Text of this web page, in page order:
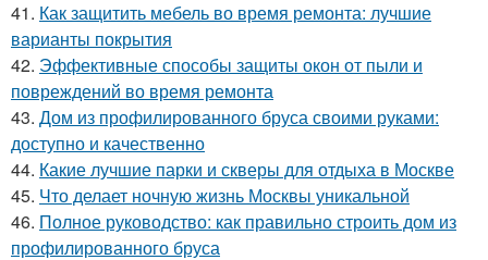
41. Как защитить мебель во время ремонта: лучшие
варианты покрытия
42. Эффективные способы защиты окон от пыли и
повреждений во время ремонта
43. Дом из профилированного бруса своими руками:
доступно и качественно
44. Какие лучшие парки и скверы для отдыха в Москве
45. Что делает ночную жизнь Москвы уникальной
46. Полное руководство: как правильно строить дом из
профилированного бруса